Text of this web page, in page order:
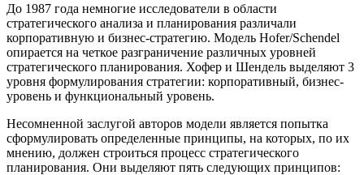
До 1987 года немногие исследователи в области
стратегического анализа и планирования различали
корпоративную и бизнес-стратегию. Модель Hofer/Schendel
опирается на четкое разграничение различных уровней
стратегического планирования. Хофер и Шендель выделяют 3
уровня формулирования стратегии: корпоративный, бизнес-
уровень и функциональный уровень.
Несомненной заслугой авторов модели является попытка
сформулировать определенные принципы, на которых, по их
мнению, должен строиться процесс стратегического
планирования. Они выделяют пять следующих принципов: